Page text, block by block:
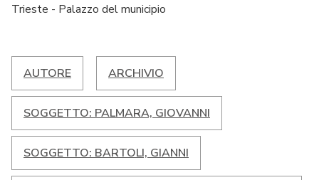
Trieste - Palazzo del municipio
AUTORE ARCHIVIO
SOGGETTO: PALMARA, GIOVANNI
SOGGETTO: BARTOLI, GIANNI